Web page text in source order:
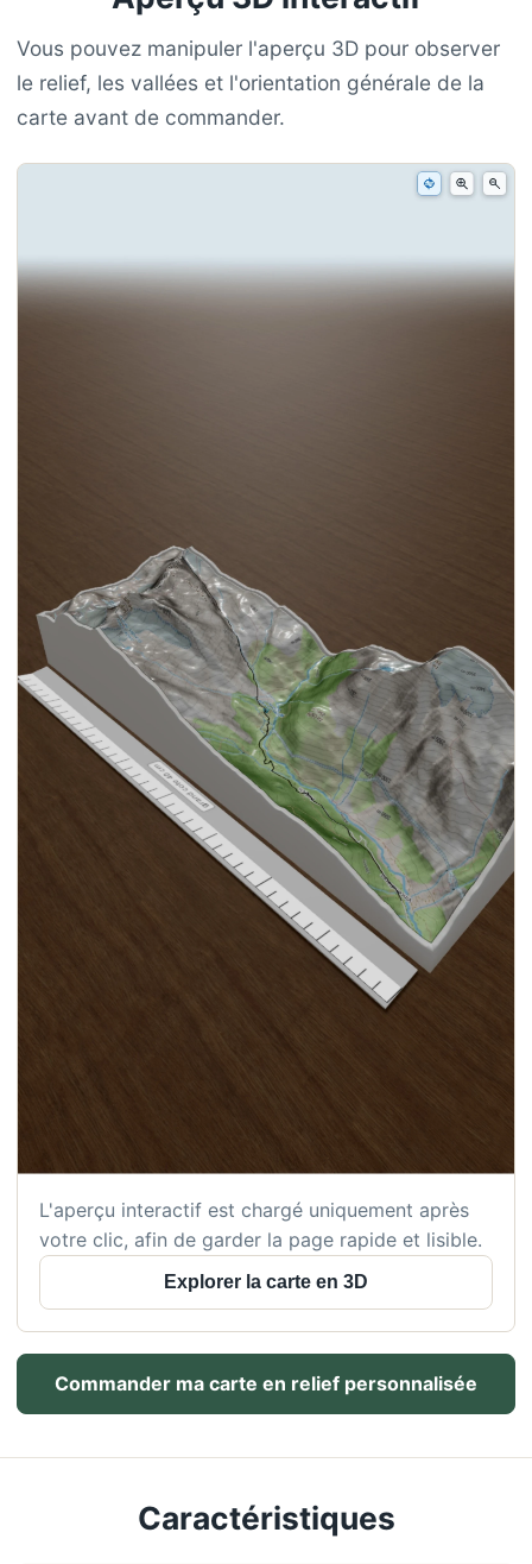
Vous pouvez manipuler l'aperçu 3D pour observer
le relief, les vallées et l'orientation générale de la
carte avant de commander.
L'aperçu interactif est chargé uniquement après
votre clic, afin de garder la page rapide et lisible.
Explorer la carte en 3D
Commander ma carte en relief personnalisée
Caractéristiques